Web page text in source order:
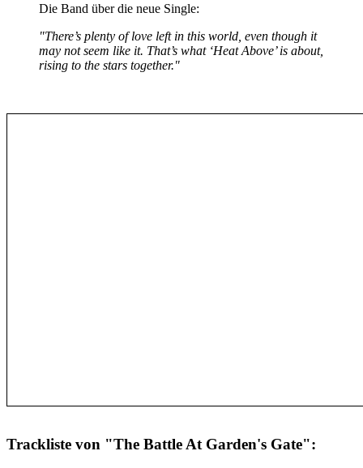
Die Band über die neue Single:
"There’s plenty of love left in this world, even though it
may not seem like it. That’s what ‘Heat Above’ is about,
rising to the stars together."
Trackliste von "The Battle At Garden's Gate":